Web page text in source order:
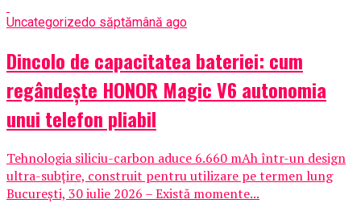
Uncategorizedo săptămână ago
Dincolo de capacitatea bateriei: cum
regândește HONOR Magic V6 autonomia
unui telefon pliabil
Tehnologia siliciu-carbon aduce 6.660 mAh într-un design
ultra-subțire, construit pentru utilizare pe termen lung
București, 30 iulie 2026 – Există momente...